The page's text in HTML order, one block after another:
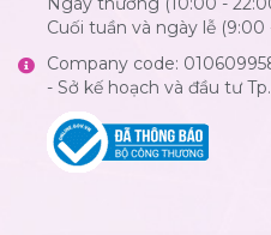
Cuối tuần và ngày lễ (9:00
Company code:
- Sở kế hoạch và đầu tư